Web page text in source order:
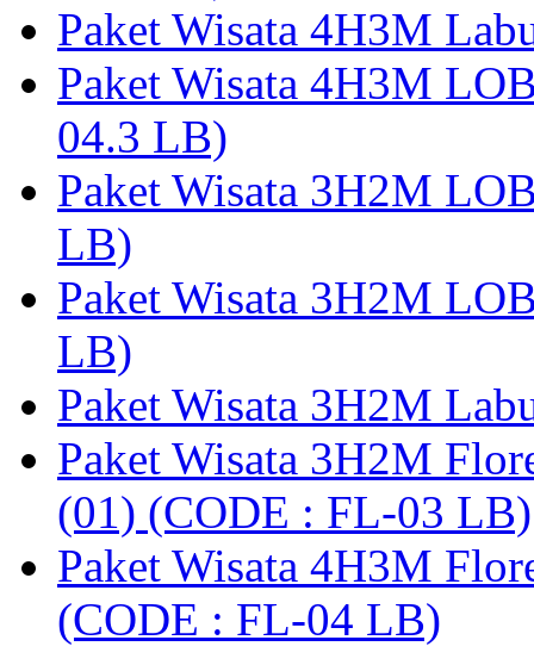
Paket Wisata 4H3M
Paket Wisata 4H3M
04.3 LB)
Paket Wisata 3H2M
LB)
Paket Wisata 3H2M
LB)
Paket Wisata 3H2M
Paket Wisata 3H2M
(01) (CODE : FL-03 LB)
Paket Wisata 4H3M
(CODE : FL-04 LB)